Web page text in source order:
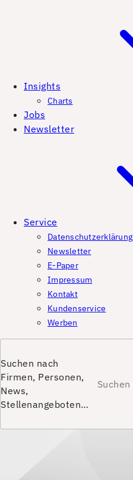
Insights
Charts
Jobs
Newsletter
Service
Datenschutzerklärung
Newsletter
E-Paper
Impressum
Kontakt
Kundenservice
Werben
Suchen nach
Firmen, Personen,
News,
Stellenangeboten…